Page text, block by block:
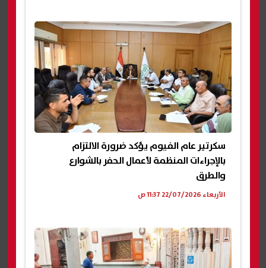
سكرتير عام الفيوم يؤكد ضرورة الالتزام
بالإجراءات المنظمة لأعمال الحفر بالشوارع
والطرق
الأربعاء 22/07/2026 11:37 ص